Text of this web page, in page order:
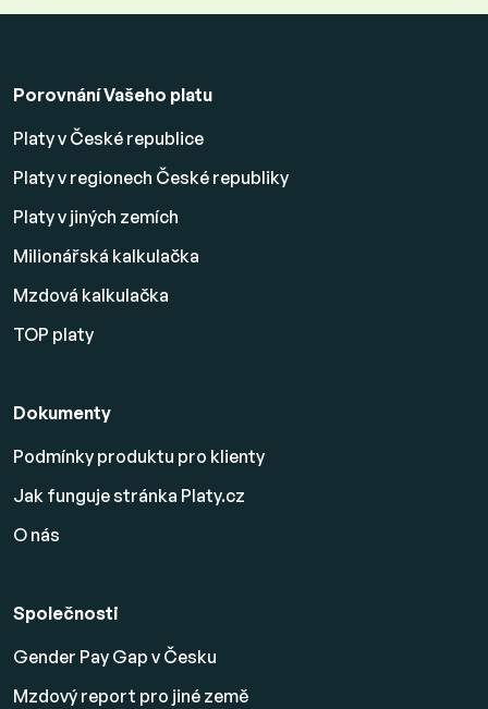
Porovnání Vašeho platu
Platy v České republice
Platy v regionech České republiky
Platy v jiných zemích
Milionářská kalkulačka
Mzdová kalkulačka
TOP platy
Dokumenty
Podmínky produktu pro klienty
Jak funguje stránka Platy.cz
O nás
Společnosti
Gender Pay Gap v Česku
Mzdový report pro jiné země